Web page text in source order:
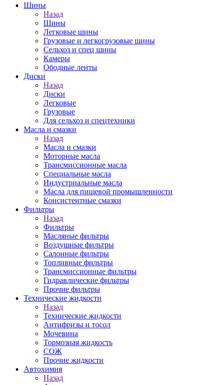
Шины
Назад
Шины
Легковые шины
Грузовые и легкогрузовые шины
Сельхоз и спец шины
Камеры
Ободные ленты
Диски
Назад
Диски
Легковые
Грузовые
Для сельхоз и спецтехники
Масла и смазки
Назад
Масла и смазки
Моторные масла
Трансмиссионные масла
Специальные масла
Индустриальные масла
Масла для пищевой промышленности
Консистентные смазки
Фильтры
Назад
Фильтры
Масляные фильтры
Воздушные фильтры
Салонные фильтры
Топливные фильтры
Трансмиссионные фильтры
Гидравлические фильтры
Прочие фильтры
Технические жидкости
Назад
Технические жидкости
Антифризы и тосол
Мочевина
Тормозная жидкость
СОЖ
Прочие жидкости
Автохимия
Назад